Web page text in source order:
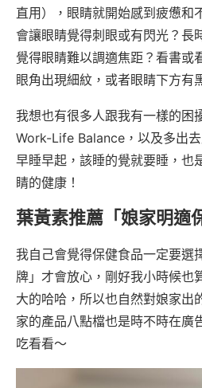
直用），眼睛就開始感到疲憊和
會讓眼睛覺得刺眼或有閃光？長
覺得眼睛難以調適焦距？看書或
眼角出現細紋，或者眼睛下方有
我想也有很多人跟我有一樣的困
Work-Life Balance，以及多出去
早睡早起，該睡的覺就要睡，也
睛的健康！
葉黃素推薦「娘家明適
我自己會覺得保健食品一定要選
牌」才會放心，剛好我小時候也
大的哈哈，所以也自然對娘家出
家的產品八點檔也是時不時在廣
吃看看～